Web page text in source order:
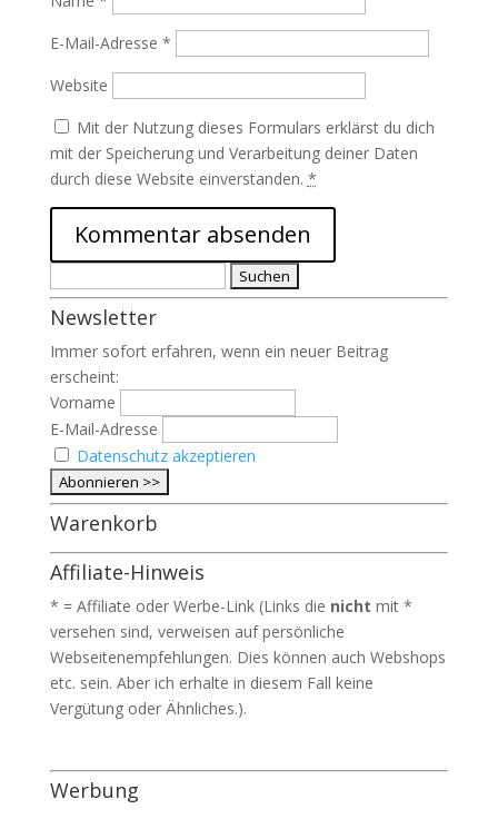
E-Mail-Adresse *
Website
Mit der Nutzung dieses Formulars erklärst du dich
mit der Speicherung und Verarbeitung deiner Daten
durch diese Website einverstanden. *
nach:
Newsletter
Immer sofort erfahren, wenn ein neuer Beitrag
erscheint:
Vorname
E-Mail-Adresse
Datenschutz akzeptieren
Warenkorb
Affiliate-Hinweis
* = Affiliate oder Werbe-Link (Links die nicht mit *
versehen sind, verweisen auf persönliche
Webseitenempfehlungen. Dies können auch Webshops
etc. sein. Aber ich erhalte in diesem Fall keine
Vergütung oder Ähnliches.).
Werbung